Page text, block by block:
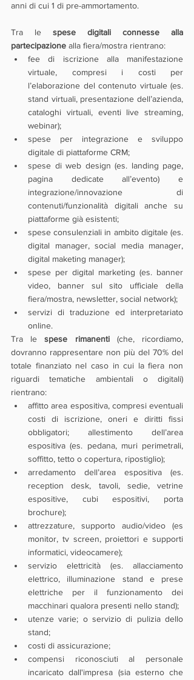
anni di cui 1 di pre-ammortamento.
Tra le spese digitali connesse alla
partecipazione alla fiera/mostra rientrano:
fee di iscrizione alla manifestazione
virtuale, compresi i costi per
l’elaborazione del contenuto virtuale (es.
stand virtuali, presentazione dell’azienda,
cataloghi virtuali, eventi live streaming,
webinar);
spese per integrazione e sviluppo
digitale di piattaforme CRM;
spese di web design (es. landing page,
pagina dedicate all’evento) e
integrazione/innovazione di
contenuti/funzionalità digitali anche su
piattaforme già esistenti;
spese consulenziali in ambito digitale (es.
digital manager, social media manager,
digital maketing manager);
spese per digital marketing (es. banner
video, banner sul sito ufficiale della
fiera/mostra, newsletter, social network);
servizi di traduzione ed interpretariato
online.
Tra le spese rimanenti (che, ricordiamo,
dovranno rappresentare non più del 70% del
totale finanziato nel caso in cui la fiera non
riguardi tematiche ambientali o digitali)
rientrano:
affitto area espositiva, compresi eventuali
costi di iscrizione, oneri e diritti fissi
obbligatori; allestimento dell’area
espositiva (es. pedana, muri perimetrali,
soffitto, tetto o copertura, ripostiglio);
arredamento dell’area espositiva (es.
reception desk, tavoli, sedie, vetrine
espositive, cubi espositivi, porta
brochure);
attrezzature, supporto audio/video (es
monitor, tv screen, proiettori e supporti
informatici, videocamere);
servizio elettricità (es. allacciamento
elettrico, illuminazione stand e prese
elettriche per il funzionamento dei
macchinari qualora presenti nello stand);
utenze varie; o servizio di pulizia dello
stand;
costi di assicurazione;
compensi riconosciuti al personale
incaricato dall'impresa (sia esterno che